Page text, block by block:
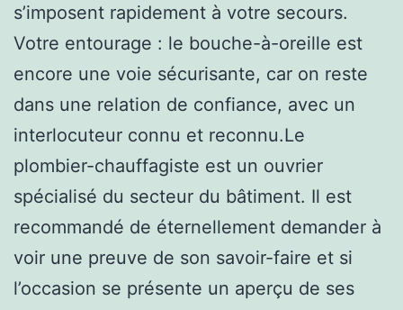
s’imposent rapidement à votre secours.
Votre entourage : le bouche-à-oreille est
encore une voie sécurisante, car on reste
dans une relation de confiance, avec un
interlocuteur connu et reconnu.Le
plombier-chauffagiste est un ouvrier
spécialisé du secteur du bâtiment. Il est
recommandé de éternellement demander à
voir une preuve de son savoir-faire et si
l’occasion se présente un aperçu de ses